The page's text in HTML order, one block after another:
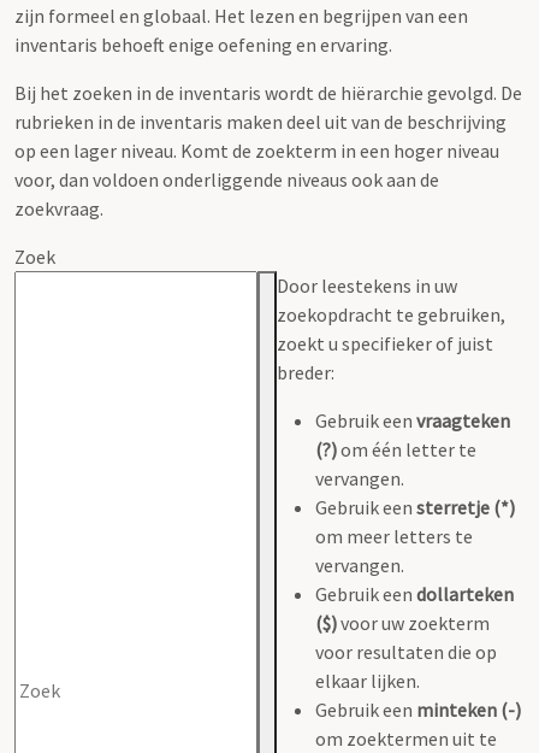
zijn formeel en globaal. Het lezen en begrijpen van een
inventaris behoeft enige oefening en ervaring.
Bij het zoeken in de inventaris wordt de hiërarchie gevolgd. De
rubrieken in de inventaris maken deel uit van de beschrijving
op een lager niveau. Komt de zoekterm in een hoger niveau
voor, dan voldoen onderliggende niveaus ook aan de
zoekvraag.
Zoek
Door leestekens in uw
zoekopdracht te gebruiken,
zoekt u specifieker of juist
breder:
Gebruik een vraagteken
(?)om één letter te
vervangen.
Gebruik een sterretje (*)
om meer letters te
vervangen.
Gebruik een dollarteken
($)voor uw zoekterm
voor resultaten die op
elkaar lijken.
Gebruik een minteken (-)
om zoektermen uit te